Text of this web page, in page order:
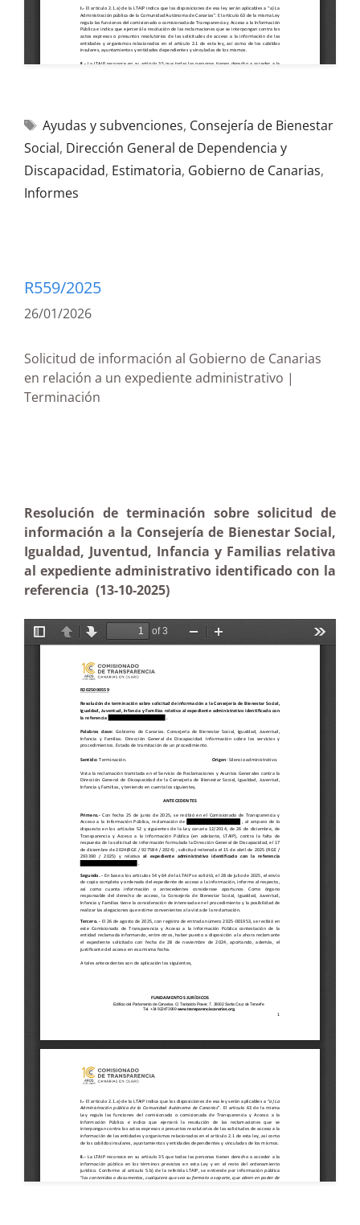
Ayudas y subvenciones, Consejería de Bienestar
Social, Dirección General de Dependencia y
Discapacidad, Estimatoria, Gobierno de Canarias,
Informes
R559/2025
26/01/2026
Solicitud de información al Gobierno de Canarias
en relación a un expediente administrativo |
Terminación
Resolución de terminación sobre solicitud de
información a la Consejería de Bienestar Social,
Igualdad, Juventud, Infancia y Familias relativa
al expediente administrativo identificado con la
referencia (13-10-2025)